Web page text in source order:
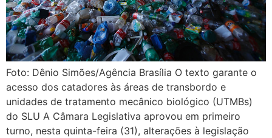
Foto: Dênio Simões/Agência Brasília O texto garante o
acesso dos catadores às áreas de transbordo e
unidades de tratamento mecânico biológico (UTMBs)
do SLU A Câmara Legislativa aprovou em primeiro
turno, nesta quinta-feira (31), alterações à legislação